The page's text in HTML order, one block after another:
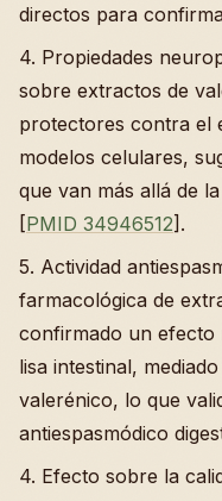
directos para
4. Propiedades
sobre extractos de
protectores contra el
modelos celulares,
que van más allá de
[PMID 34946512].
5. Actividad
farmacológica de
confirmado un efecto
lisa intestinal,
valerénico, lo que
antiespasmódico
4. Efecto sobre la